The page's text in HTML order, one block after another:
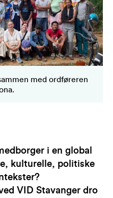
med ordføreren
i en global
kulturelle, politiske
VID Stavanger dro